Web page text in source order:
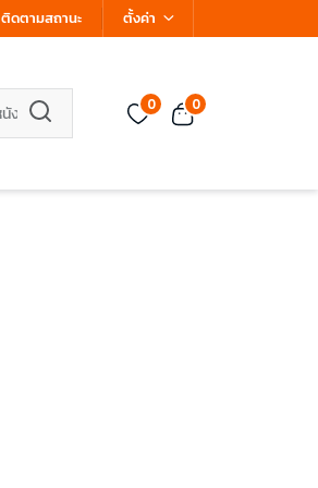
ติดตามสถานะ ตั้งค่า
0 0